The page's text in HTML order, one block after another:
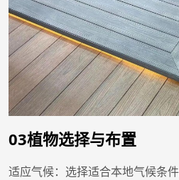
03植物选择与布置
适应气候：选择适合本地气候条